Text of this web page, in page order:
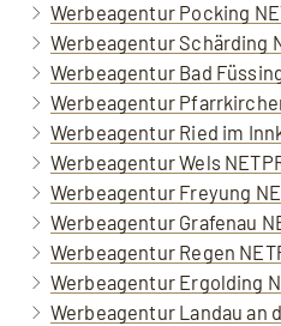
Werbeagentur Pocking
Werbeagentur Schärding
Werbeagentur Bad
Werbeagentur
Werbeagentur Ried im
Werbeagentur Wels
Werbeagentur Freyung
Werbeagentur Grafenau
Werbeagentur Regen
Werbeagentur Ergolding
Werbeagentur Landau an